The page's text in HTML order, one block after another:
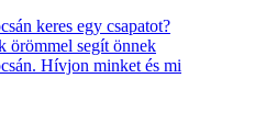
keres egy csapatot?
örömmel segít önnek
Hívjon minket és mi